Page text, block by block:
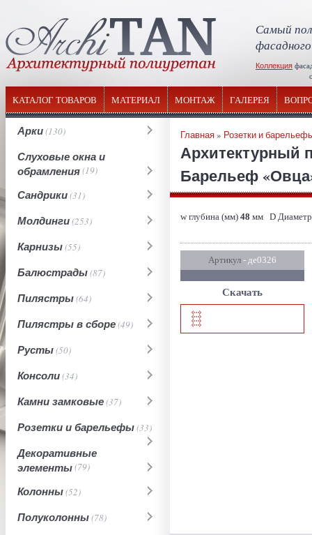
Самый
Коллекция
КАТАЛОГ ТОВАРОВ МАТЕРИАЛ МОНТАЖ ГАЛЕРЕЯ
Арки(130)
Слуховые окна и
обрамления(19)
Сандрики(31)
Молдинги(253)
Карнизы(55)
Балюстрады(87)
Пилястры(64)
Пилястры в сборе(49)
Русты(50)
Консоли(34)
Камни замковые(37)
Розетки и барельефы(33)
Декоративные
элементы(79)
Колонны(52)
Полуколонны(78)
Главная» Розетки и
Архитектурный
Барельеф
w глубина (мм) 48 мм D
Артикул - де0326
Скачать